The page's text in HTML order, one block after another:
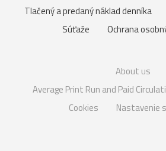
Tlačený a predaný náklad denníka
Súťaže
Ochrana
About us
Average Print Run and Paid
Cookies
Nastavenie